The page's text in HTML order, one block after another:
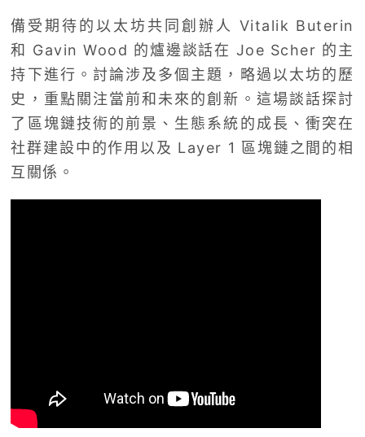
備受期待的以太坊共同創辦人 Vitalik Buterin
和 Gavin Wood 的爐邊談話在 Joe Scher 的主
持下進行。討論涉及多個主題，略過以太坊的歷
史，重點關注當前和未來的創新。這場談話探討
了區塊鏈技術的前景、生態系統的成長、衝突在
社群建設中的作用以及 Layer 1 區塊鏈之間的相
互關係。